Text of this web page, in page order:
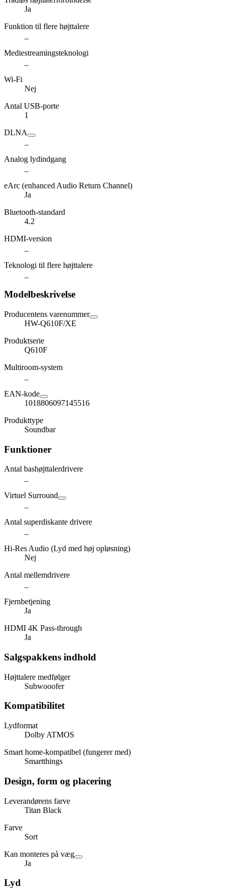
Ja
Funktion til flere højttalere
Mediestreamingsteknologi
Wi-Fi
Nej
Antal USB-porte
1
DLNA
Analog lydindgang
eArc (enhanced Audio Return Channel)
Ja
Bluetooth-standard
4.2
HDMI-version
Teknologi til flere højttalere
Modelbeskrivelse
Producentens varenummer
HW-Q610F/XE
Produktserie
Q610F
Multiroom-system
EAN-kode
1018806097145516
Produkttype
Soundbar
Funktioner
Antal bashøjttalerdrivere
Virtuel Surround
Antal superdiskante drivere
Hi-Res Audio (Lyd med høj opløsning)
Nej
Antal mellemdrivere
Fjernbetjening
Ja
HDMI 4K Pass-through
Ja
Salgspakkens indhold
Højttalere medfølger
Subwooofer
Kompatibilitet
Lydformat
Dolby ATMOS
Smart home-kompatibel (fungerer med)
Smartthings
Design, form og placering
Leverandørens farve
Titan Black
Farve
Sort
Kan monteres på væg
Ja
Lyd